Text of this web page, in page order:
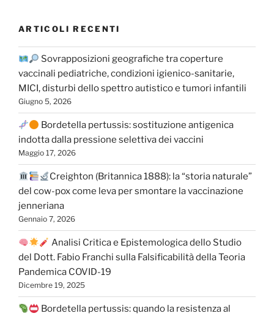
ARTICOLI RECENTI
Sovrapposizioni geografiche tra coperture
vaccinali pediatriche, condizioni igienico-sanitarie,
MICI, disturbi dello spettro autistico e tumori infantili
Giugno 5, 2026
Bordetella pertussis: sostituzione antigenica
indotta dalla pressione selettiva dei vaccini
Maggio 17, 2026
Creighton (Britannica 1888): la “storia naturale”
del cow-pox come leva per smontare la vaccinazione
jenneriana
Gennaio 7, 2026
Analisi Critica e Epistemologica dello Studio
del Dott. Fabio Franchi sulla Falsificabilità della Teoria
Pandemica COVID-19
Dicembre 19, 2025
Bordetella pertussis: quando la resistenza al